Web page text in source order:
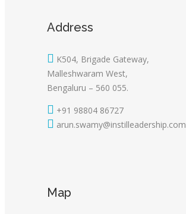
Address
K504, Brigade Gateway,
Malleshwaram West,
Bengaluru – 560 055.
+91 98804 86727
arun.swamy@instilleadership.com
Map